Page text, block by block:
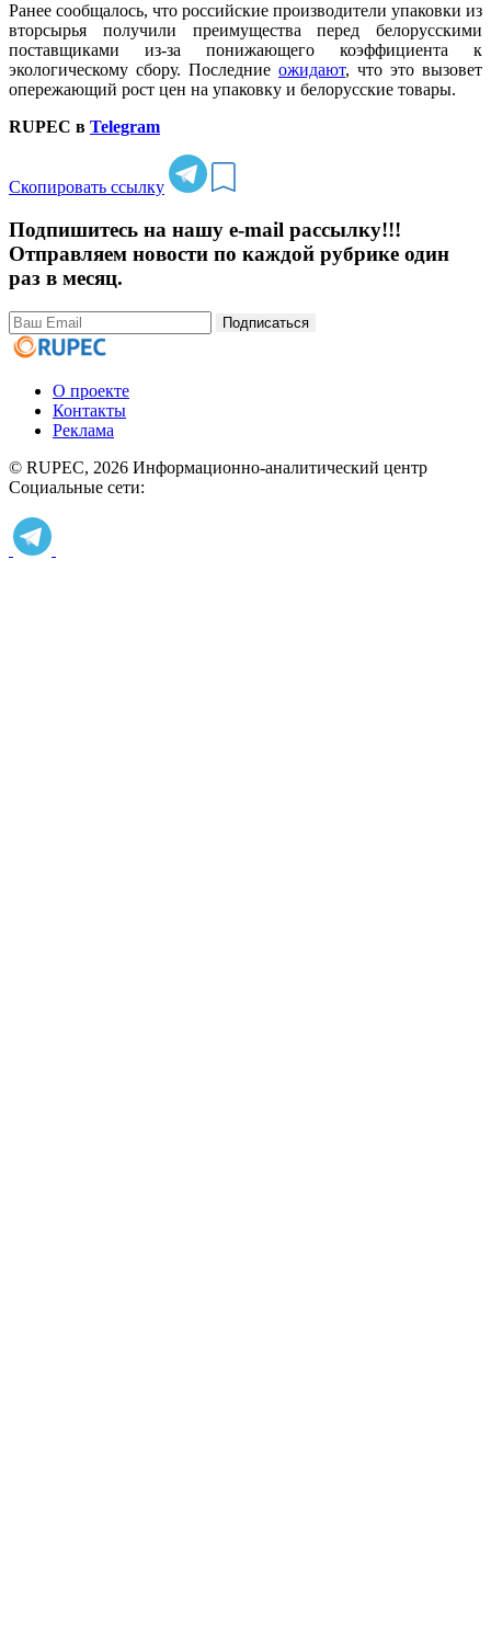
Ранее сообщалось, что российские производители упаковки из
вторсырья получили преимущества перед белорусскими
поставщиками из-за понижающего коэффициента к
экологическому сбору. Последние ожидают, что это вызовет
опережающий рост цен на упаковку и белорусские товары.
RUPEC в Telegram
Скопировать ссылку
Подпишитесь на нашу e-mail рассылку!!!
Отправляем новости по каждой рубрике один
раз в месяц.
Подписаться
О проекте
Контакты
Реклама
© RUPEC, 2026 Информационно-аналитический центр
Социальные сети: